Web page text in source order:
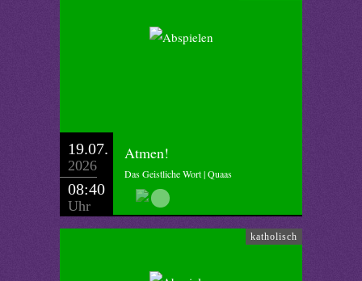
19.07.
2026
08:40
Uhr
Atmen!
Das Geistliche Wort | Quaas
katholisch